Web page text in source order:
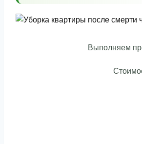
Выполняем